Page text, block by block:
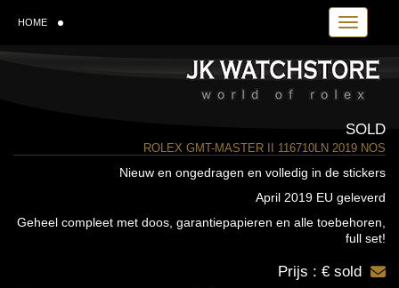
Toggle
HOME
SOLD
ROLEX GMT-MASTER II 116710LN 2019 NOS
Nieuw en ongedragen en volledig in de stickers
April 2019 EU geleverd
Geheel compleet met doos, garantiepapieren en alle toebehoren,
full set!
Prijs : € sold